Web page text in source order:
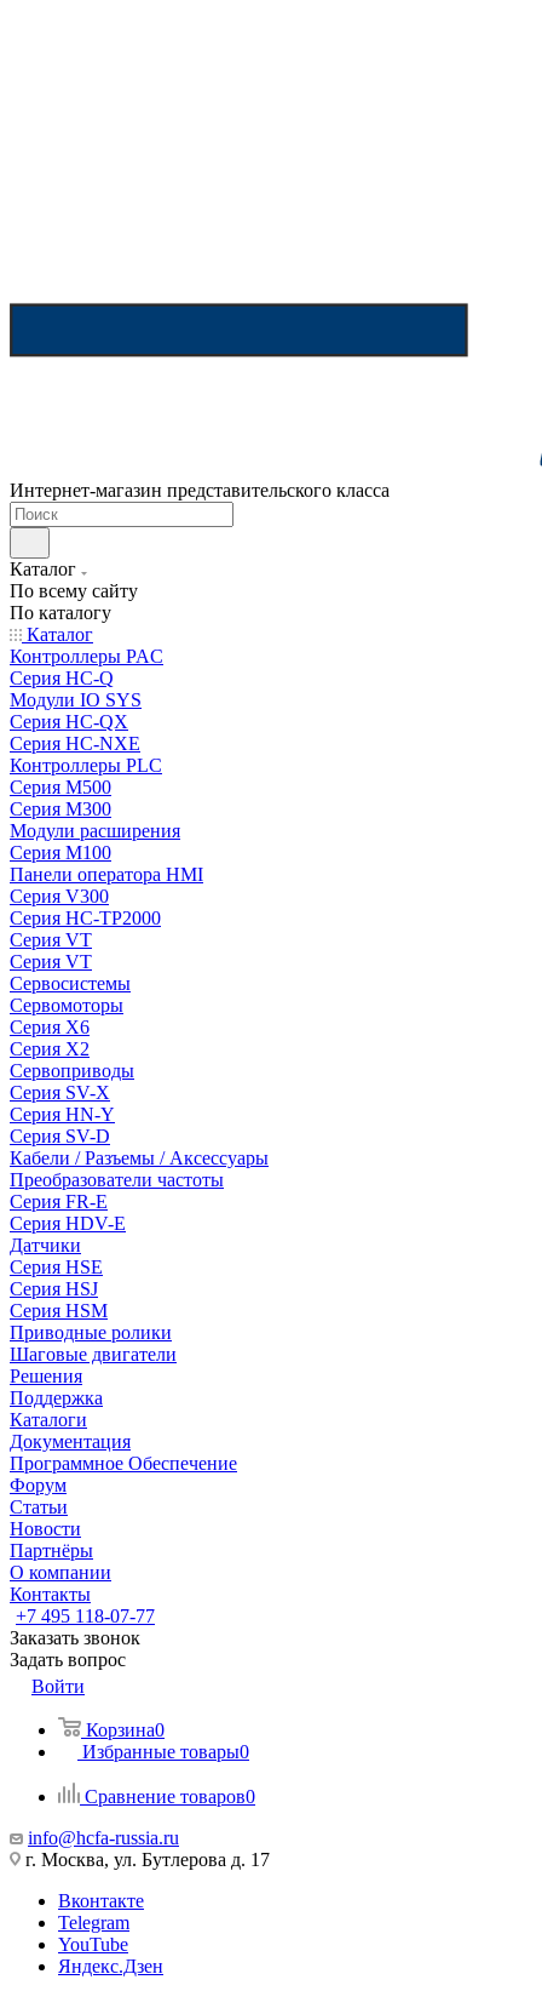
Интернет-магазин представительского класса
Каталог
По всему сайту
По каталогу
Каталог
Контроллеры PAC
Серия HC-Q
Модули IO SYS
Серия HC-QX
Серия HC-NXE
Контроллеры PLC
Серия M500
Серия M300
Модули расширения
Серия M100
Панели оператора HMI
Серия V300
Серия HC-TP2000
Серия VT
Серия VT
Сервосистемы
Сервомоторы
Серия X6
Серия X2
Сервоприводы
Серия SV-X
Серия HN-Y
Серия SV-D
Кабели / Разъемы / Аксессуары
Преобразователи частоты
Серия FR-E
Серия HDV-E
Датчики
Серия HSE
Серия HSJ
Серия HSM
Приводные ролики
Шаговые двигатели
Решения
Поддержка
Каталоги
Документация
Программное Обеспечение
Форум
Статьи
Новости
Партнёры
О компании
Контакты
+7 495 118-07-77
Заказать звонок
Задать вопрос
Войти
Корзина0
Избранные товары0
Сравнение товаров0
info@hcfa-russia.ru
г. Москва, ул. Бутлерова д. 17
Вконтакте
Telegram
YouTube
Яндекс.Дзен